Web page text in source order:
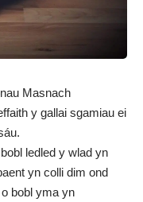
Masnach
y gallai sgamiau ei
ledled y wlad yn
yn colli dim ond
bobl yma yn